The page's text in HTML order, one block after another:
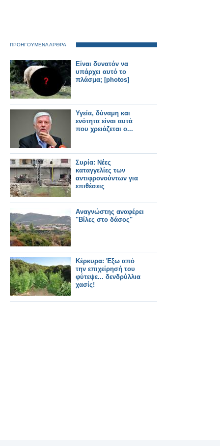
ΠΡΟΗΓΟΥΜΕΝΑ ΑΡΘΡΑ
Είναι δυνατόν να
υπάρχει αυτό το
πλάσμα; [photos]
Υγεία, δύναμη και
ενότητα είναι αυτά
που χρειάζεται ο...
Συρία: Νέες
καταγγελίες των
αντιφρονούντων για
επιθέσεις
Αναγνώστης αναφέρει
"Βίλες στο δάσος"
Κέρκυρα: Έξω από
την επιχείρησή του
φύτεψε... δενδρύλλια
χασίς!